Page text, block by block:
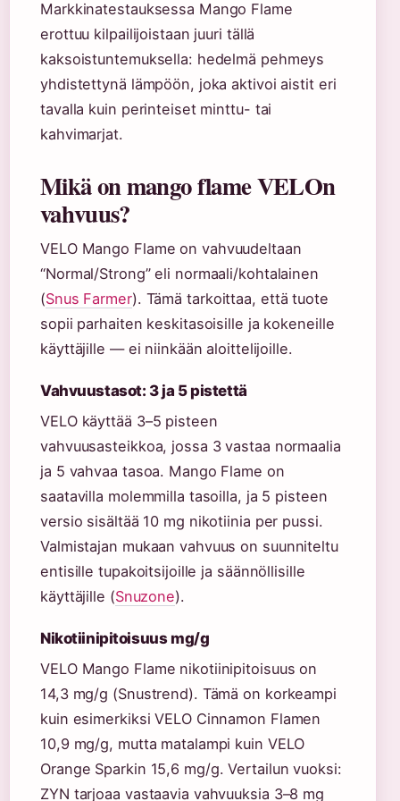
Markkinatestauksessa Mango Flame
erottuu kilpailijoistaan juuri tällä
kaksoistuntemuksella: hedelmä pehmeys
yhdistettynä lämpöön, joka aktivoi aistit eri
tavalla kuin perinteiset minttu- tai
kahvimarjat.
Mikä on mango flame VELOn
vahvuus?
VELO Mango Flame on vahvuudeltaan
“Normal/Strong” eli normaali/kohtalainen
(Snus Farmer). Tämä tarkoittaa, että tuote
sopii parhaiten keskitasoisille ja kokeneille
käyttäjille — ei niinkään aloittelijoille.
Vahvuustasot: 3 ja 5 pistettä
VELO käyttää 3–5 pisteen
vahvuusasteikkoa, jossa 3 vastaa normaalia
ja 5 vahvaa tasoa. Mango Flame on
saatavilla molemmilla tasoilla, ja 5 pisteen
versio sisältää 10 mg nikotiinia per pussi.
Valmistajan mukaan vahvuus on suunniteltu
entisille tupakoitsijoille ja säännöllisille
käyttäjille (Snuzone).
Nikotiinipitoisuus mg/g
VELO Mango Flame nikotiinipitoisuus on
14,3 mg/g (Snustrend). Tämä on korkeampi
kuin esimerkiksi VELO Cinnamon Flamen
10,9 mg/g, mutta matalampi kuin VELO
Orange Sparkin 15,6 mg/g. Vertailun vuoksi:
ZYN tarjoaa vastaavia vahvuuksia 3–8 mg